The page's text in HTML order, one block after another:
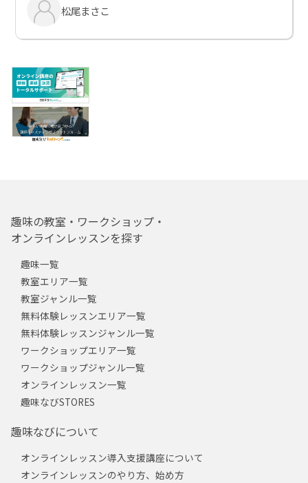
松尾まさこ
趣味の教室・ワークショップ・
オンラインレッスンを探す
趣味一覧
教室エリア一覧
教室ジャンル一覧
無料体験レッスンエリア一覧
無料体験レッスンジャンル一覧
ワークショップエリア一覧
ワークショップジャンル一覧
オンラインレッスン一覧
趣味なびSTORES
趣味なびについて
オンラインレッスン導入支援講座について
オンラインレッスンのやり方、始め方